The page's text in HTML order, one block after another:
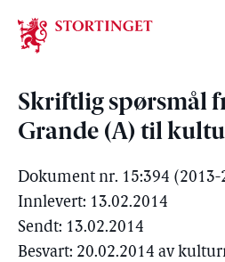
Stortinget.no
Skriftlig spørsmål
Grande (A) til
Dokument nr. 15:394 (2013-
Innlevert: 13.02.2014
Sendt: 13.02.2014
Besvart: 20.02.2014 av